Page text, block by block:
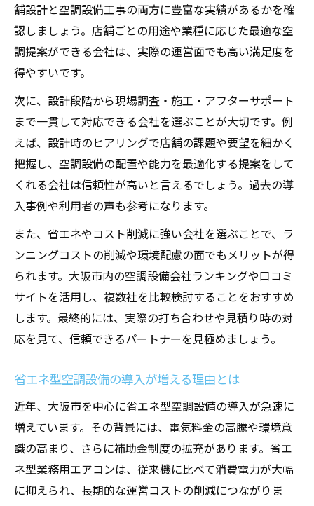
舗設計と空調設備工事の両方に豊富な実績があるかを確
認しましょう。店舗ごとの用途や業種に応じた最適な空
調提案ができる会社は、実際の運営面でも高い満足度を
得やすいです。
次に、設計段階から現場調査・施工・アフターサポート
まで一貫して対応できる会社を選ぶことが大切です。例
えば、設計時のヒアリングで店舗の課題や要望を細かく
把握し、空調設備の配置や能力を最適化する提案をして
くれる会社は信頼性が高いと言えるでしょう。過去の導
入事例や利用者の声も参考になります。
また、省エネやコスト削減に強い会社を選ぶことで、ラ
ンニングコストの削減や環境配慮の面でもメリットが得
られます。大阪市内の空調設備会社ランキングや口コミ
サイトを活用し、複数社を比較検討することをおすすめ
します。最終的には、実際の打ち合わせや見積り時の対
応を見て、信頼できるパートナーを見極めましょう。
省エネ型空調設備の導入が増える理由とは
近年、大阪市を中心に省エネ型空調設備の導入が急速に
増えています。その背景には、電気料金の高騰や環境意
識の高まり、さらに補助金制度の拡充があります。省エ
ネ型業務用エアコンは、従来機に比べて消費電力が大幅
に抑えられ、長期的な運営コストの削減につながりま